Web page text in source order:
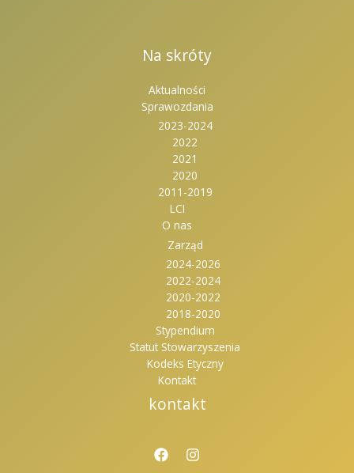
Na skróty
Aktualności
Sprawozdania
2023-2024
2022
2021
2020
2011-2019
LCI
O nas
Zarząd
2024-2026
2022-2024
2020-2022
2018-2020
Stypendium
Statut Stowarzyszenia
Kodeks Etyczny
Kontakt
kontakt